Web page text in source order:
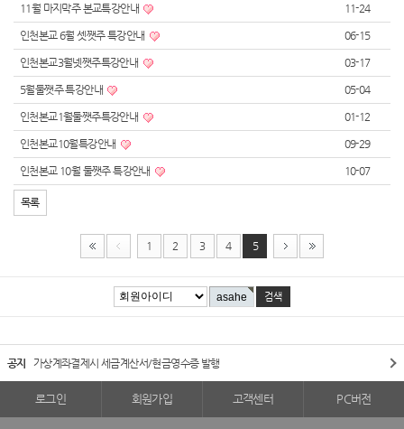
11월 마지막주 본교특강안내 11-24
인천본교 6월 셋쨋주 특강안내 06-15
인천본교3월넷쨋주특강안내 03-17
5월둘쨋주 특강안내 05-04
인천본교1월둘쨋주특강안내 01-12
인천본교10월특강안내 09-29
인천본교 10월 둘쨋주 특강안내 10-07
목록
1 2 3 4 5
공지 가상계좌결제시 세금계산서/현금영수증 발행
로그인 회원가입 고객센터 PC버전